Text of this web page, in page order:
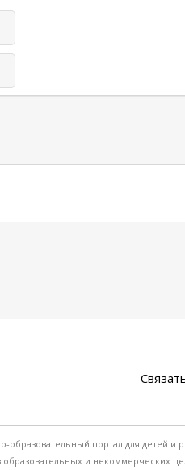
образовательный портал для детей и
и некоммерческих